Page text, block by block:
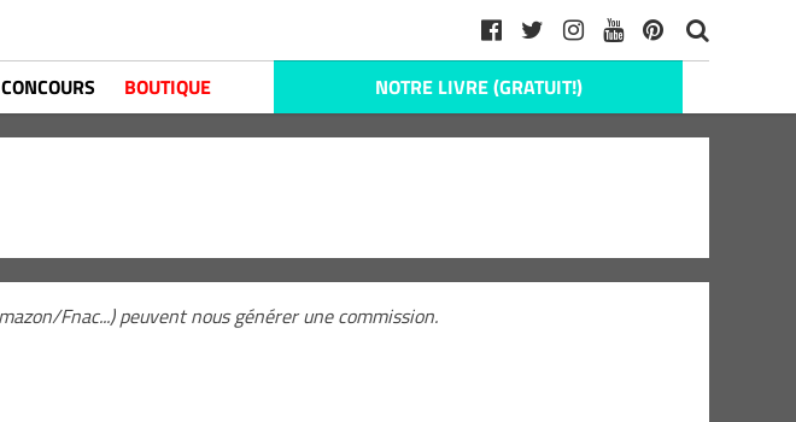
CONCOURS BOUTIQUE NOTRE LIVRE (GRATUIT!)
Fnac...) peuvent nous générer une commission.